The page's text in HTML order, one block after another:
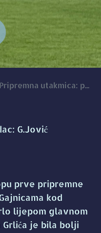
Pripremna utakmica: pobjeda u Gajnicama
G.Jović
prve pripremne
kod
lijepom glavnom
je bila bolji